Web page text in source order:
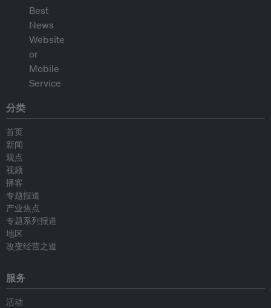
分类
首页
新闻
观点
视频
播客
专题报道
产业焦点
专题系列报道
地区
改变经营之道
服务
活动